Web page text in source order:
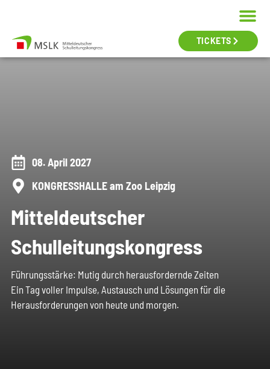
TICKETS
08. April 2027
KONGRESSHALLE am Zoo Leipzig
Mitteldeutscher
Schulleitungskongress
Führungsstärke: Mutig durch herausfordernde Zeiten
Ein Tag voller Impulse, Austausch und Lösungen für die
Herausforderungen von heute und morgen.